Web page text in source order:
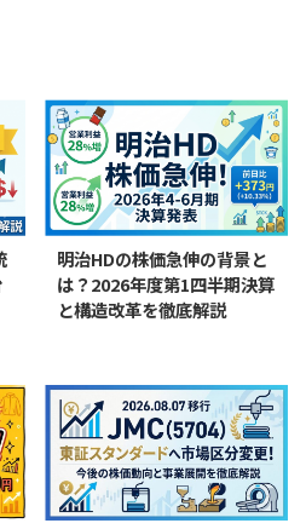
明治HDの株価急伸の背景と
は？2026年度第1四半期決算
と構造改革を徹底解説